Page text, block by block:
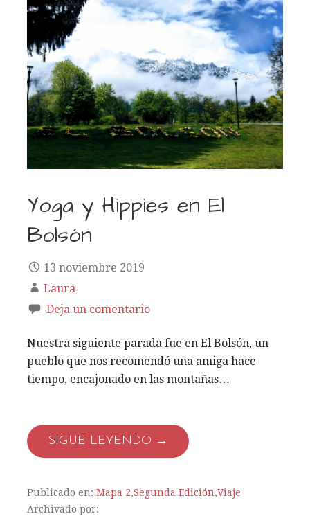
Yoga y Hippies en El
Bolsón
13 noviembre 2019
Laura
Deja un comentario
Nuestra siguiente parada fue en El Bolsón, un
pueblo que nos recomendó una amiga hace
tiempo, encajonado en las montañas…
SIGUE LEYENDO →
Publicado en: Mapa 2,Segunda Edición,Viaje
Archivado por: